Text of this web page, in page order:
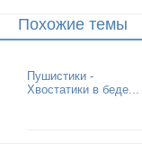
Похожие темы
Пушистики -
Хвостатики в беде...